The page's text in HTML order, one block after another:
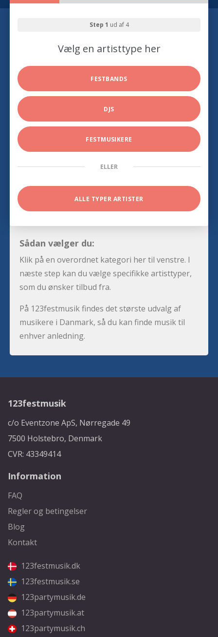
Step 1 ud af 4
Vælg en artisttype her
FESTBANDS
DJS
FESTMUSIKERE
ELLER
ALLE TYPER ARTISTER
Sådan vælger du:
Klik på en overordnet kategori her til venstre. I
næste step kan du vælge specifikke artisttyper,
som du ønsker tilbud fra.
På 123festmusik findes det største udvalg af
musikere i Danmark, så du kan finde musik til
enhver anledning.
123festmusik
c/o Eventzone ApS, Nørregade 49
7500 Holstebro, Denmark
CVR: 43349414
Information
FAQ
Regler og betingelser
Blog
Kontakt
123festmusik.dk
123festmusik.se
123partymusik.de
123partymusik.at
123partymusik.ch